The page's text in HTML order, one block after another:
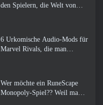
den Spielern, die Welt von
6 Urkomische Audio-Mods für
Marvel Rivals, die man
Wer möchte ein RuneScape
Monopoly-Spiel?? Weil man